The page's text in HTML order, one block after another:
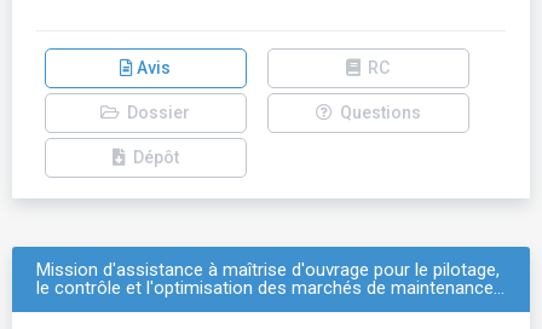
Avis RC
Dossier Questions
Dépôt
Mission d'assistance à maîtrise d'ouvrage pour le pilotage,
le contrôle et l'optimisation des marchés de maintenance…